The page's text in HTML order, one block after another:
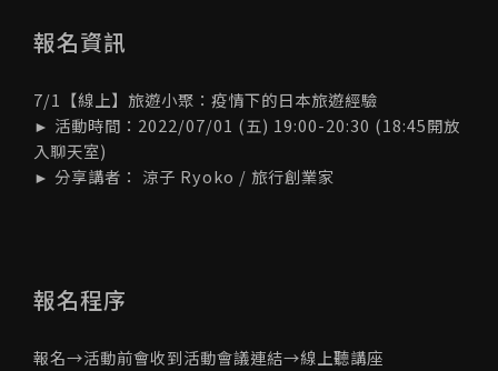
報名資訊
7/1【線上】旅遊小聚：疫情下的日本旅遊經驗
► 活動時間：2022/07/01 (五) 19:00-20:30 (18:45開放
入聊天室)
► 分享講者： 涼子 Ryoko / 旅行創業家
報名程序
報名→活動前會收到活動會議連結→線上聽講座